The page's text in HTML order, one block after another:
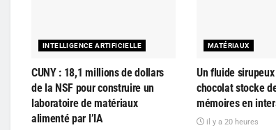
INTELLIGENCE ARTIFICIELLE
CUNY : 18,1 millions de dollars
de la NSF pour construire un
laboratoire de matériaux
alimenté par l’IA
MATÉRIAUX
Un fluide
chocolat stocke
mémoires en
il y a 20 heures